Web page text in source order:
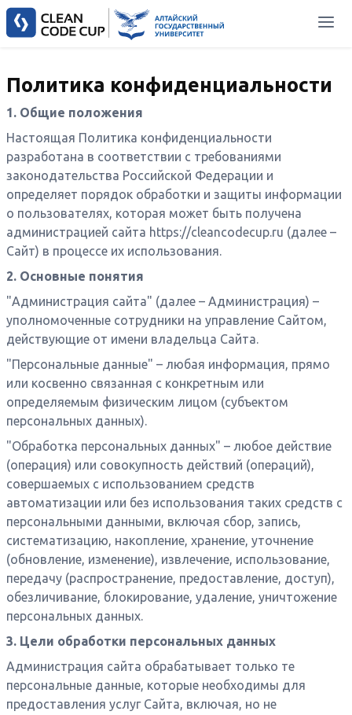
Политика конфиденциальности
1. Общие положения
Настоящая Политика конфиденциальности
разработана в соответствии с требованиями
законодательства Российской Федерации и
определяет порядок обработки и защиты информации
о пользователях, которая может быть получена
администрацией сайта https://cleancodecup.ru (далее –
Сайт) в процессе их использования.
2. Основные понятия
"Администрация сайта" (далее – Администрация) –
уполномоченные сотрудники на управление Сайтом,
действующие от имени владельца Сайта.
"Персональные данные" – любая информация, прямо
или косвенно связанная с конкретным или
определяемым физическим лицом (субъектом
персональных данных).
"Обработка персональных данных" – любое действие
(операция) или совокупность действий (операций),
совершаемых с использованием средств
автоматизации или без использования таких средств с
персональными данными, включая сбор, запись,
систематизацию, накопление, хранение, уточнение
(обновление, изменение), извлечение, использование,
передачу (распространение, предоставление, доступ),
обезличивание, блокирование, удаление, уничтожение
персональных данных.
3. Цели обработки персональных данных
Администрация сайта обрабатывает только те
персональные данные, которые необходимы для
предоставления услуг Сайта, включая, но не